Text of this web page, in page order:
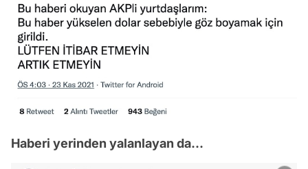
Haberi yerinden yalanlayan da...